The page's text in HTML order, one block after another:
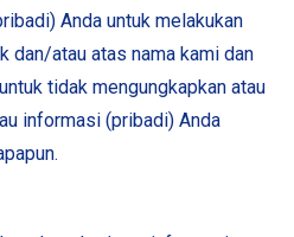
Anda untuk melakukan
dan/atau atas nama kami dan
tidak mengungkapkan atau
informasi (pribadi) Anda